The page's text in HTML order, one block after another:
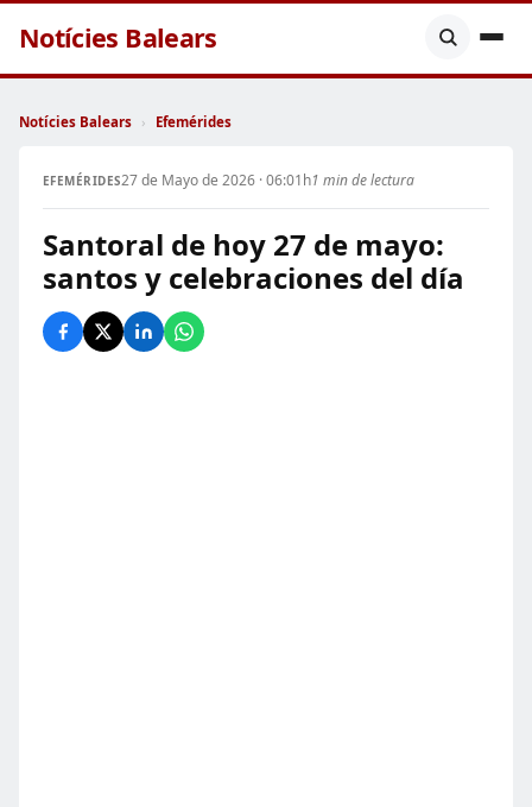
Notícies Balears
Notícies Balears › Efemérides
EFEMÉRIDES27 de Mayo de 2026 · 06:01h1 min de lectura
Santoral de hoy 27 de mayo:
santos y celebraciones del día